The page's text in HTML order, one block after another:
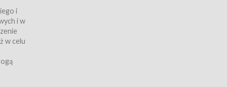
i
i w
w celu